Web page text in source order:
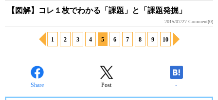
【図解】コレ１枚でわかる「課題」と「課題発掘」
2015/07/27 Comment(0)
1 2 3 4 5 6 7 8 9 10
Share Post -